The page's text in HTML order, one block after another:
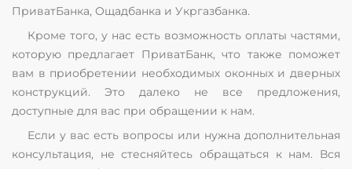
ПриватБанка, Ощадбанка и Укргазбанка.
Кроме того, у нас есть возможность оплаты частями,
которую предлагает ПриватБанк, что также поможет
вам в приобретении необходимых оконных и дверных
конструкций. Это далеко не все предложения,
доступные для вас при обращении к нам.
Если у вас есть вопросы или нужна дополнительная
консультация, не стесняйтесь обращаться к нам. Вся